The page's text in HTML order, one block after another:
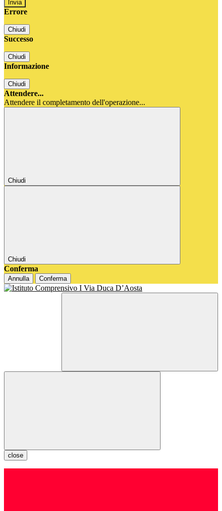
Errore
Chiudi
Successo
Chiudi
Informazione
Chiudi
Attendere...
Attendere il completamento dell'operazione...
Chiudi
Chiudi
Conferma
Annulla Conferma
close